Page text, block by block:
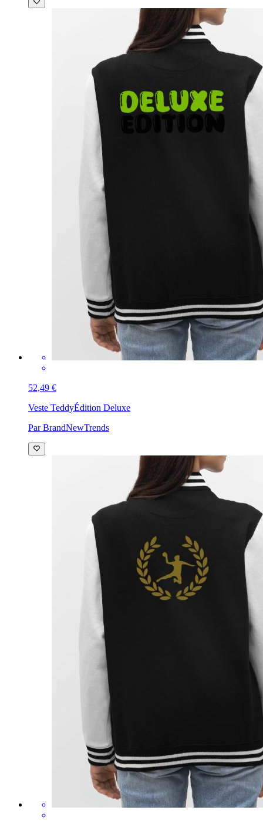
52,49 €
Veste TeddyÉdition Deluxe
Par BrandNewTrends